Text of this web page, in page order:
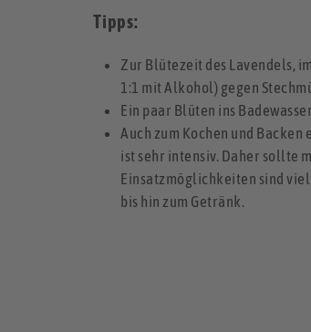
Tipps:
Zur Blütezeit des Lavendels,
1:1 mit Alkohol) gegen
Ein paar Blüten ins
Auch zum Kochen und
ist sehr intensiv. Daher sollte
Einsatzmöglichkeiten sind
bis hin zum Getränk.